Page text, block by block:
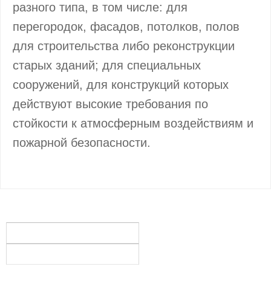
разного типа, в том числе: для
перегородок, фасадов, потолков, полов
для строительства либо реконструкции
старых зданий; для специальных
сооружений, для конструкций которых
действуют высокие требования по
стойкости к атмосферным воздействиям и
пожарной безопасности.